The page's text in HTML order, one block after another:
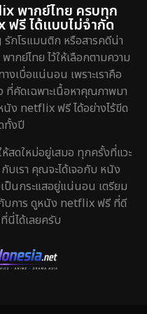
8
1
5
25
45
1
325
พากย์ไทย ครบทุก
รี ได้แบบไม่จำกัด
กโรแมนติก หรือสารคดีน่า
กย์ไทย ไว้ให้เลือกตามความ
งเบื่อแน่นอน เพราะเราคือ
คัดเฉพาะเนื้อหาคุณภาพมา
ง netflix ฟรี ได้อย่างไร้ขีด
ทั้งปี
สดใหม่อยู่เสมอ ทุกครั้งที่แวะ
บเรา คุณจะได้เจอกับ หนัง
ป็นกระแสอยู่แน่นอน เตรียม
บการ ดูหนัง netflix ฟรี ที่ดี
นี่ได้เลยครับ